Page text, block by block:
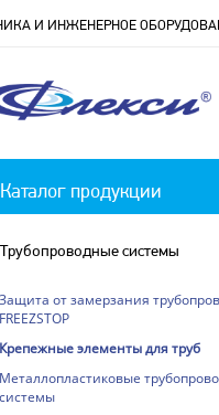
Каталог продукции
И ИНЖЕНЕРНОЕ
Трубопроводные системы
Защита от замерзания
FREEZSTOP
Крепежные элементы для труб
Металлопластиковые
системы